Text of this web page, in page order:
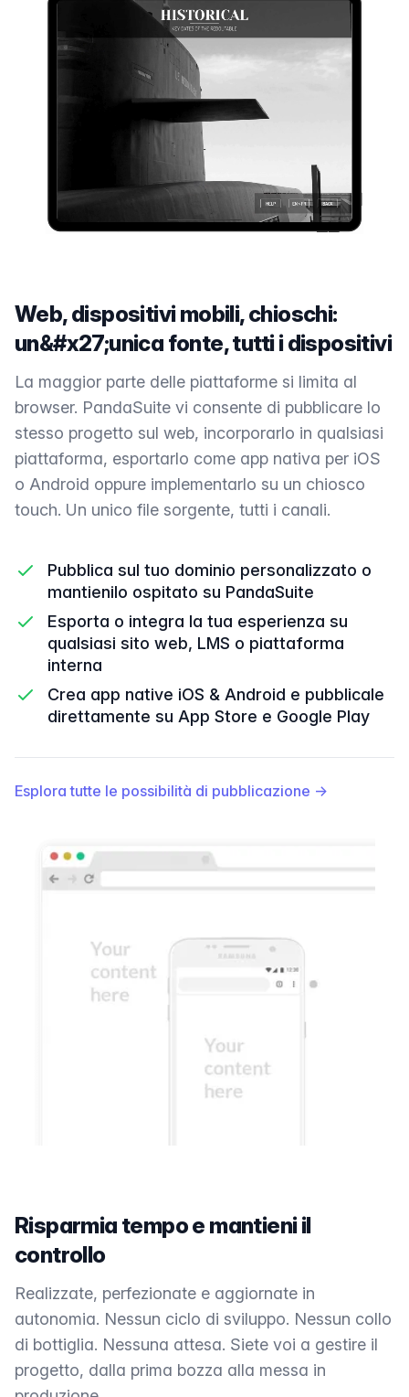
Web, dispositivi mobili, chioschi:
un&#x27;unica fonte, tutti i dispositivi
La maggior parte delle piattaforme si limita al
browser. PandaSuite vi consente di pubblicare lo
stesso progetto sul web, incorporarlo in qualsiasi
piattaforma, esportarlo come app nativa per iOS
o Android oppure implementarlo su un chiosco
touch. Un unico file sorgente, tutti i canali.
Pubblica sul tuo dominio personalizzato o
mantienilo ospitato su PandaSuite
Esporta o integra la tua esperienza su
qualsiasi sito web, LMS o piattaforma
interna
Crea app native iOS & Android e pubblicale
direttamente su App Store e Google Play
Esplora tutte le possibilità di pubblicazione →
Risparmia tempo e mantieni il
controllo
Realizzate, perfezionate e aggiornate in
autonomia. Nessun ciclo di sviluppo. Nessun collo
di bottiglia. Nessuna attesa. Siete voi a gestire il
progetto, dalla prima bozza alla messa in